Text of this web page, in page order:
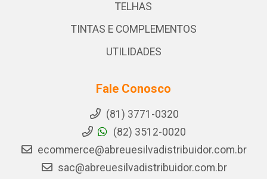
TELHAS
TINTAS E COMPLEMENTOS
UTILIDADES
Fale Conosco
(81) 3771-0320
(82) 3512-0020
ecommerce@abreuesilvadistribuidor.com.br
sac@abreuesilvadistribuidor.com.br